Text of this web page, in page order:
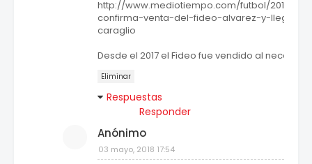
http://www.mediotiempo.com/futbol/2017/
confirma-venta-del-fideo-alvarez-y-
caraglio
Desde el 2017 el Fideo fue vendido al necaxa.
Eliminar
Respuestas
Responder
Anónimo
03 mayo, 2018 17:54